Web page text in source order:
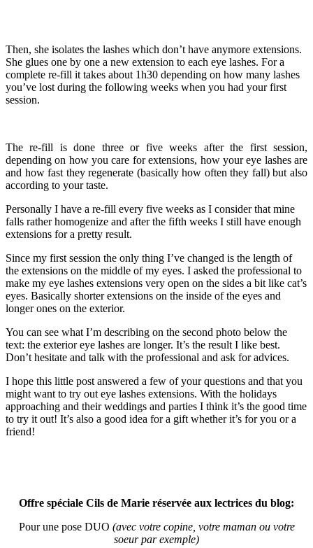
Then, she isolates the lashes which don’t have anymore extensions.
She glues one by one a new extension to each eye lashes. For a
complete re-fill it takes about 1h30 depending on how many lashes
you’ve lost during the following weeks when you had your first
session.
The re-fill is done three or five weeks after the first session,
depending on how you care for extensions, how your eye lashes are
and how fast they regenerate (basically how often they fall) but also
according to your taste.
Personally I have a re-fill every five weeks as I consider that mine
falls rather homogenize and after the fifth weeks I still have enough
extensions for a pretty result.
Since my first session the only thing I’ve changed is the length of
the extensions on the middle of my eyes. I asked the professional to
make my eye lashes extensions very open on the sides a bit like cat’s
eyes. Basically shorter extensions on the inside of the eyes and
longer ones on the exterior.
You can see what I’m describing on the second photo below the
text: the exterior eye lashes are longer. It’s the result I like best.
Don’t hesitate and talk with the professional and ask for advices.
I hope this little post answered a few of your questions and that you
might want to try out eye lashes extensions. With the holidays
approaching and their weddings and parties I think it’s the good time
to try it out! It’s also a good idea for a gift whether it’s for you or a
friend!
Offre spéciale Cils de Marie réservée aux lectrices du blog:
Pour une pose DUO (avec votre copine, votre maman ou votre
soeur par exemple)